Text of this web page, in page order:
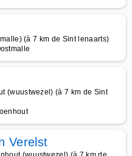
(à 7 km de Sint lenaarts)
(wuustwezel) (à 7 km de Sint
Verelst